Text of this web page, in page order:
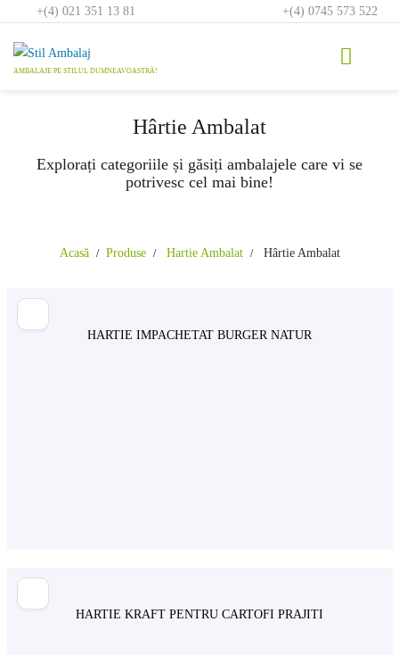
content
+(4) 021 351 13 81 +(4) 0745 573 522
Hârtie Ambalat
Explorați categoriile și găsiți ambalajele care vi se
potrivesc cel mai bine!
Acasă Produse Hartie Ambalat Hârtie Ambalat
HARTIE IMPACHETAT BURGER NATUR
HARTIE KRAFT PENTRU CARTOFI PRAJITI